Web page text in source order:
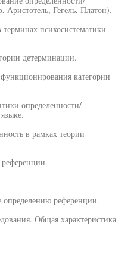
Аристотель, Гегель, Платон).
психосистематики
детерминации.
категории
определенности/
в рамках теории
референции.
Общая характеристика